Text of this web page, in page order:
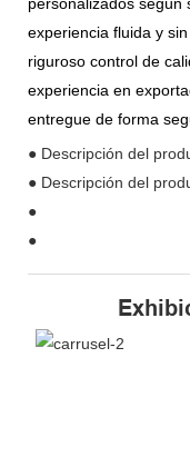
experiencia fluida y
riguroso control de
experiencia en
entregue de forma
● Descripción del
● Descripción del
●
●